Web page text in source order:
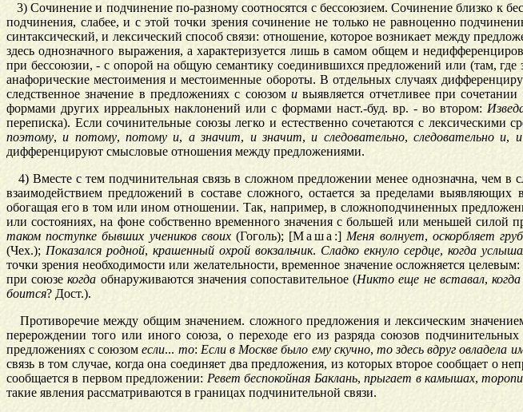
3) Сочинение и подчинение по-разному соотносятся с бессоюзием. Сочинение близко
подчинения, слабее, и с этой точки зрения сочинение не только не равноценно
синтаксический, и лексический способ связи: отношение, которое возникает между
здесь однозначного выражения, а характеризуется лишь в самом общем и
при бессоюзии, - с опорой на общую семантику соединившихся предложений или (там, где
анафорические местоимения и местоименные обороты. В отдельных случаях
следственное значение в предложениях с союзом ивыявляется отчетливее при
формами других ирреальных наклонений или с формами наст.-буд. вр. - во втором:
переписка). Если сочинительные союзы легко и естественно сочетаются с лексическими
поэтому,и потому,потому и, а значит, и значит,и следовательно, следовательно и, и
дифференцируют смысловые отношения между предложениями.
4) Вместе с тем подчинительная связь в сложном предложении менее однозначна, чем в
взаимодействием предложений в составе сложного, остается за пределами
обогащая его в том или ином отношении. Так, например, в сложноподчиненных
или состояниях, на фоне собственно временного значения с большей или меньшей силой
таком поступке бывших учеников своих(Гоголь); [Маша :]Меня волнует, оскорбляет
(Чех.); Показался родной, крашенный охрой вокзальчик. Сладко екнуло сердце, когда
точки зрения необходимости или желательности, временное значение осложняется целевым:
при союзекогда обнаруживаются значения сопоставительное (Никто еще не вставал,когда
боится? Дост.).
Противоречие между общим значением. сложного предложения и лексическим
перерождении того или иного союза, о переходе его из разряда союзов
предложениях с союзомесли... то: Если в Москве было ему скучно, то здесь вдруг овладела
связь в том случае, когда она соединяет два предложения, из которых второе сообщает о
сообщается в первом предложении: Ревет беспокойная Баклань,прыгает в камышах,
такие явления рассматриваются в границах подчинительной связи.